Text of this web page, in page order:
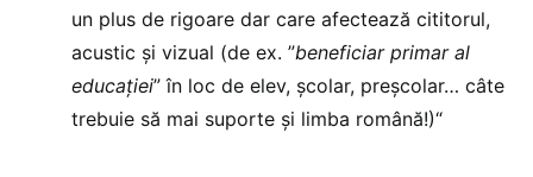
un plus de rigoare dar care afectează cititorul,
acustic și vizual (de ex. ”beneficiar primar al
educației” în loc de elev, școlar, preșcolar… câte
trebuie să mai suporte și limba română!)“